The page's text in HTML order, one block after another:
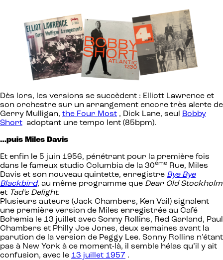
Dès lors, les versions se succèdent : Elliott Lawrence et
son orchestre sur un arrangement encore très alerte de
Gerry Mulligan, the Four Most , Dick Lane, seul
Bobby
Short adoptant une tempo lent (85bpm).
…puis Miles Davis
Et enfin le 5 juin 1956, pénétrant pour la première fois
dans le fameux studio Columbia de la 30ème Rue, Miles
Davis et son nouveau quintette, enregistre Bye Bye
Blackbird, au même programme que Dear Old Stockholm
et Tad’s Delight.
Plusieurs auteurs (Jack Chambers, Ken Vail) signalent
une première version de Miles enregistrée au Café
Bohemia le 13 juillet avec Sonny Rollins, Red Garland, Paul
Chambers et Philly Joe Jones, deux semaines avant la
parution de la version de Peggy Lee. Sonny Rollins n’étant
pas à New York à ce moment-là, il semble hélas qu’il y ait
confusion, avec le 13 juillet 1957 .